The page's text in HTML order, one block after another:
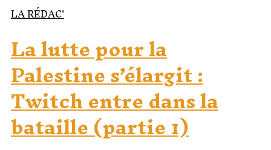
LA RÉDAC'
La lutte pour la
Palestine s’élargit :
Twitch entre dans la
bataille (partie 1)